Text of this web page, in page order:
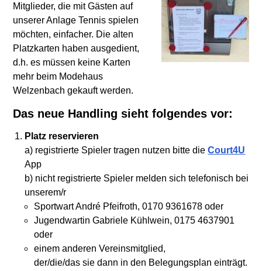
Mitglieder, die mit Gästen auf
unserer Anlage Tennis spielen
möchten, einfacher. Die alten
Platzkarten haben ausgedient,
d.h. es müssen keine Karten
mehr beim Modehaus
Welzenbach gekauft werden.
Das neue Handling sieht folgendes vor:
Platz reservieren
a) registrierte Spieler tragen nutzen bitte dieCourt4U
App
b) nicht registrierte Spieler melden sich telefonisch bei
unserem/r
Sportwart André Pfeifroth, 0170 9361678 oder
Jugendwartin Gabriele Kühlwein, 0175 4637901
oder
einem anderen Vereinsmitglied,
der/die/das sie dann in den Belegungsplan einträgt.